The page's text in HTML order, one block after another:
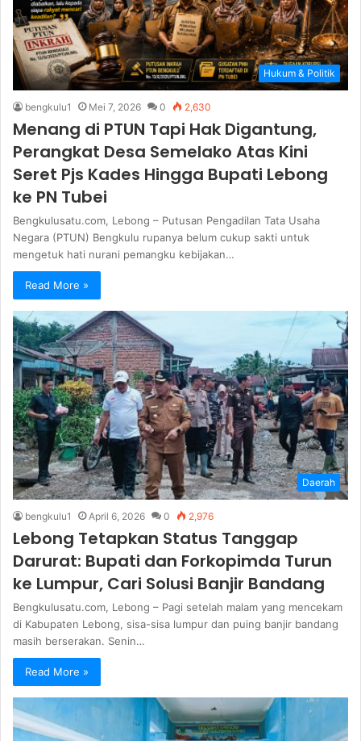
Hukum & Politik
bengkulu1 Mei 7, 2026 0 2,630
Menang di PTUN Tapi Hak Digantung,
Perangkat Desa Semelako Atas Kini
Seret Pjs Kades Hingga Bupati Lebong
ke PN Tubei
Bengkulusatu.com, Lebong – Putusan Pengadilan Tata Usaha
Negara (PTUN) Bengkulu rupanya belum cukup sakti untuk
mengetuk hati nurani pemangku kebijakan…
Read More »
Daerah
bengkulu1 April 6, 2026 0 2,976
Lebong Tetapkan Status Tanggap
Darurat: Bupati dan Forkopimda Turun
ke Lumpur, Cari Solusi Banjir Bandang
Bengkulusatu.com, Lebong – Pagi setelah malam yang mencekam
di Kabupaten Lebong, sisa-sisa lumpur dan puing banjir bandang
masih berserakan. Senin…
Read More »